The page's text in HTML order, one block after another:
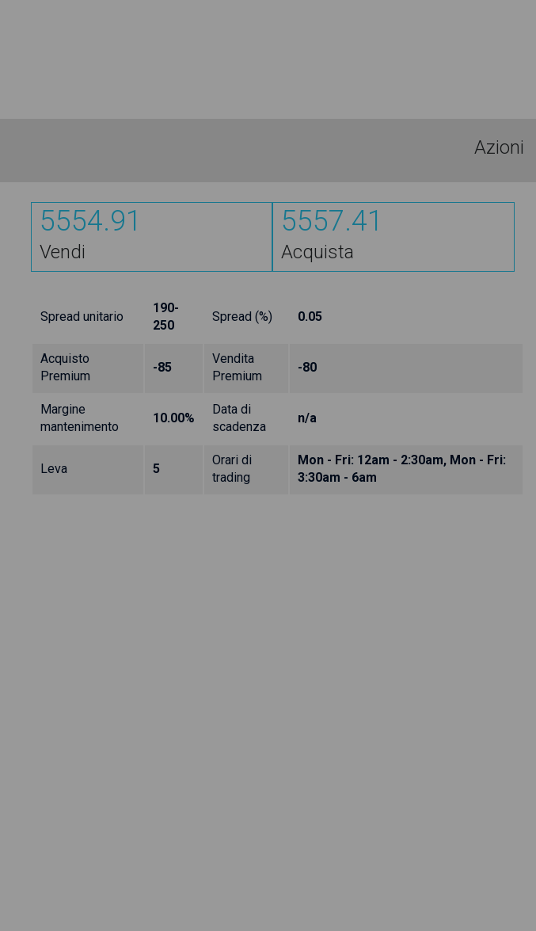
Azioni
5554.91
Vendi
5557.41
Acquista
Spread unitario
190-
250
Spread (%) 0.05
Acquisto
Premium
-85
Vendita
Premium
-80
Margine
mantenimento
10.00%
Data di
scadenza
n/a
Leva 5
Orari di
trading
Mon - Fri: 12am - 2:30am, Mon - Fri:
3:30am - 6am